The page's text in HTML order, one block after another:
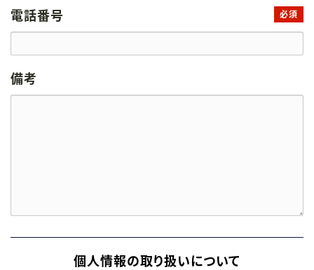
電話番号 必須
備考
個人情報の取り扱いについて